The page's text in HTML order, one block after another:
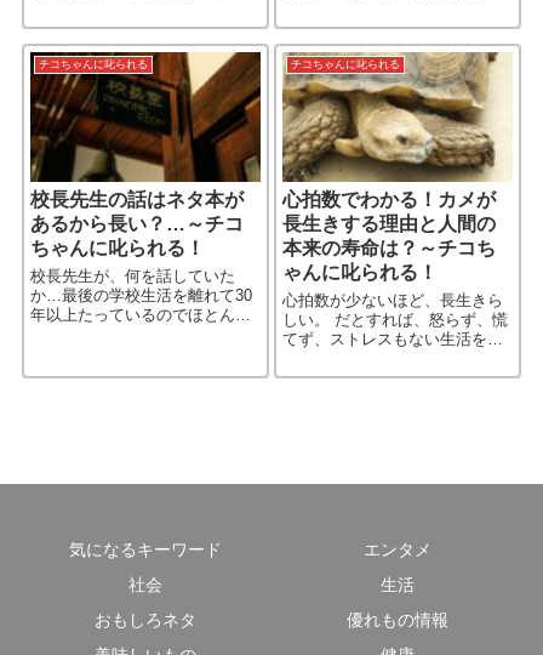
仕入れた知識だったか忘れた
が、武士の刀が関係しているの
は知っていた。
チコちゃんに叱られる
校長先生の話はネタ本が
あるから長い？…～チコ
ちゃんに叱られる！
校長先生が、何を話していた
か…最後の学校生活を離れて30
年以上たっているのでほとんど
にもあったかどうかはわからな
チコちゃんに叱られる
心拍数でわかる！カメが
長生きする理由と人間の
本来の寿命は？～チコち
ゃんに叱られる！
心拍数が少ないほど、長生きら
しい。 だとすれば、怒らず、慌
てず、ストレスもない生活をす
い。 そう、カメのように生きれ
気になるキーワード
エンタメ
社会
生活
おもしろネタ
優れもの情報